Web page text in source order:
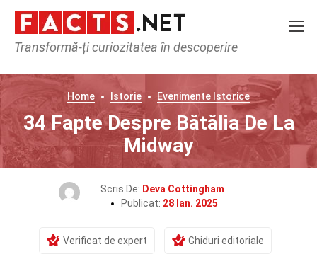
Transformă-ți curiozitatea în descoperire
Home Istorie Evenimente Istorice
34 Fapte Despre Bătălia De La
Midway
Scris De: Deva Cottingham
Publicat: 28 Ian. 2025
Verificat de expert Ghiduri editoriale